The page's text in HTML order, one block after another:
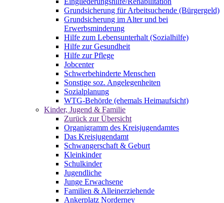
Grundsicherung für Arbeitsuchende (Bürgergeld)
Grundsicherung im Alter und bei
Erwerbsminderung
Hilfe zum Lebensunterhalt (Sozialhilfe)
Hilfe zur Gesundheit
Hilfe zur Pflege
Jobcenter
Schwerbehinderte Menschen
Sonstige soz. Angelegenheiten
Sozialplanung
WTG-Behörde (ehemals Heimaufsicht)
Kinder, Jugend & Familie
Zurück zur Übersicht
Organigramm des Kreisjugendamtes
Das Kreisjugendamt
Schwangerschaft & Geburt
Kleinkinder
Schulkinder
Jugendliche
Junge Erwachsene
Familien & Alleinerziehende
Ankerplatz Norderney